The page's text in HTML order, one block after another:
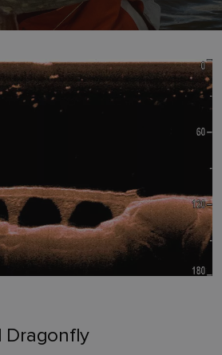
Dragonfly